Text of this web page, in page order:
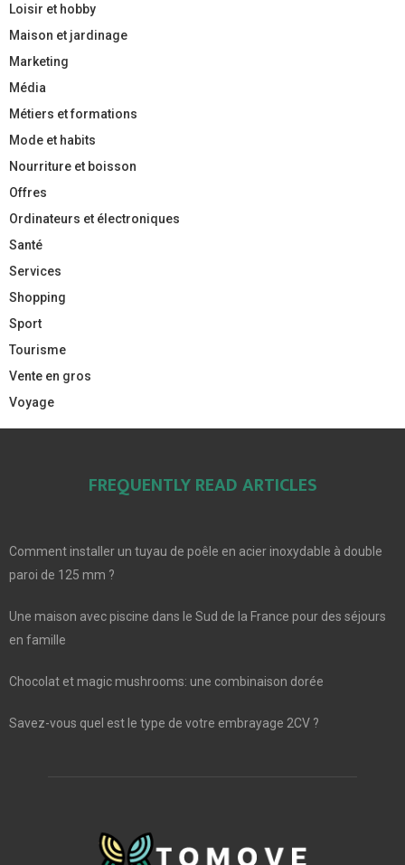
Loisir et hobby
Maison et jardinage
Marketing
Média
Métiers et formations
Mode et habits
Nourriture et boisson
Offres
Ordinateurs et électroniques
Santé
Services
Shopping
Sport
Tourisme
Vente en gros
Voyage
FREQUENTLY READ ARTICLES
Comment installer un tuyau de poêle en acier inoxydable à double
paroi de 125 mm ?
Une maison avec piscine dans le Sud de la France pour des séjours
en famille
Chocolat et magic mushrooms: une combinaison dorée
Savez-vous quel est le type de votre embrayage 2CV ?